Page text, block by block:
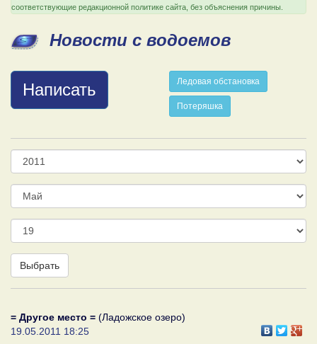
соответствующие редакционной политике сайта, без объяснения причины.
Новости с водоемов
Написать Ледовая обстановка
Потеряшка
Год
Месяц
День
Выбрать
= Другое место = (Ладожское озеро)
19.05.2011 18:25